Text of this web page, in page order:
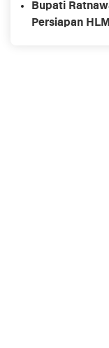
Bupati
Persiapan